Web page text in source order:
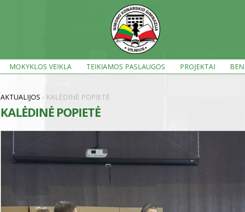
MOKYKLOS VEIKLA TEIKIAMOS PASLAUGOS PROJEKTAI
AKTUALIJOS > KALĖDINĖ POPIETĖ
KALĖDINĖ POPIETĖ